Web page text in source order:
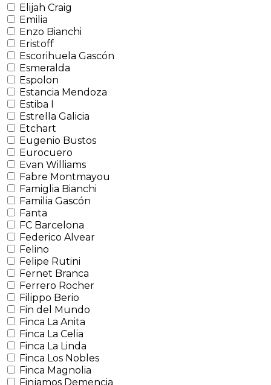
Elijah Craig
Emilia
Enzo Bianchi
Eristoff
Escorihuela Gascón
Esmeralda
Espolon
Estancia Mendoza
Estiba I
Estrella Galicia
Etchart
Eugenio Bustos
Eurocuero
Evan Williams
Fabre Montmayou
Famiglia Bianchi
Familia Gascón
Fanta
FC Barcelona
Federico Alvear
Felino
Felipe Rutini
Fernet Branca
Ferrero Rocher
Filippo Berio
Fin del Mundo
Finca La Anita
Finca La Celia
Finca La Linda
Finca Los Nobles
Finca Magnolia
Finjamos Demencia